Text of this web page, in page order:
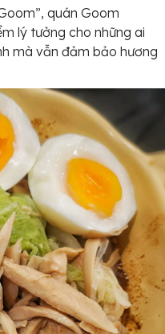
quán Goom
lý tưởng cho những ai
mà vẫn đảm bảo hương